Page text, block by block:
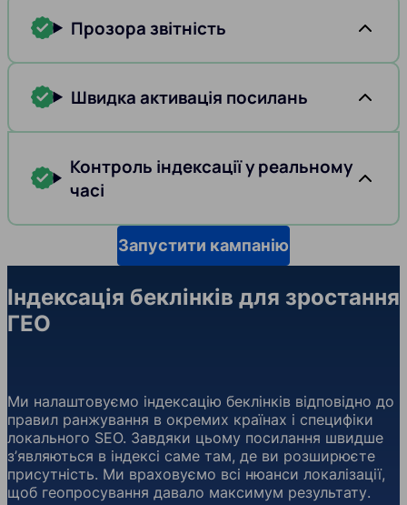
Прозора звітність
Швидка активація посилань
Контроль індексації у реальному
часі
Запустити кампанію
Індексація беклінків для зростання
ГЕО
Ми налаштовуємо індексацію беклінків відповідно до
правил ранжування в окремих країнах і специфіки
локального SEO. Завдяки цьому посилання швидше
з’являються в індексі саме там, де ви розширюєте
присутність. Ми враховуємо всі нюанси локалізації,
щоб геопросування давало максимум результату.